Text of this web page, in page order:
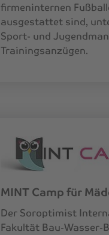
firmeninternen
ausgestattet sind,
Sport- und
Trainingsanzügen.
MINT Camp für
Der Soroptimist
Fakultät Bau-Wasser-